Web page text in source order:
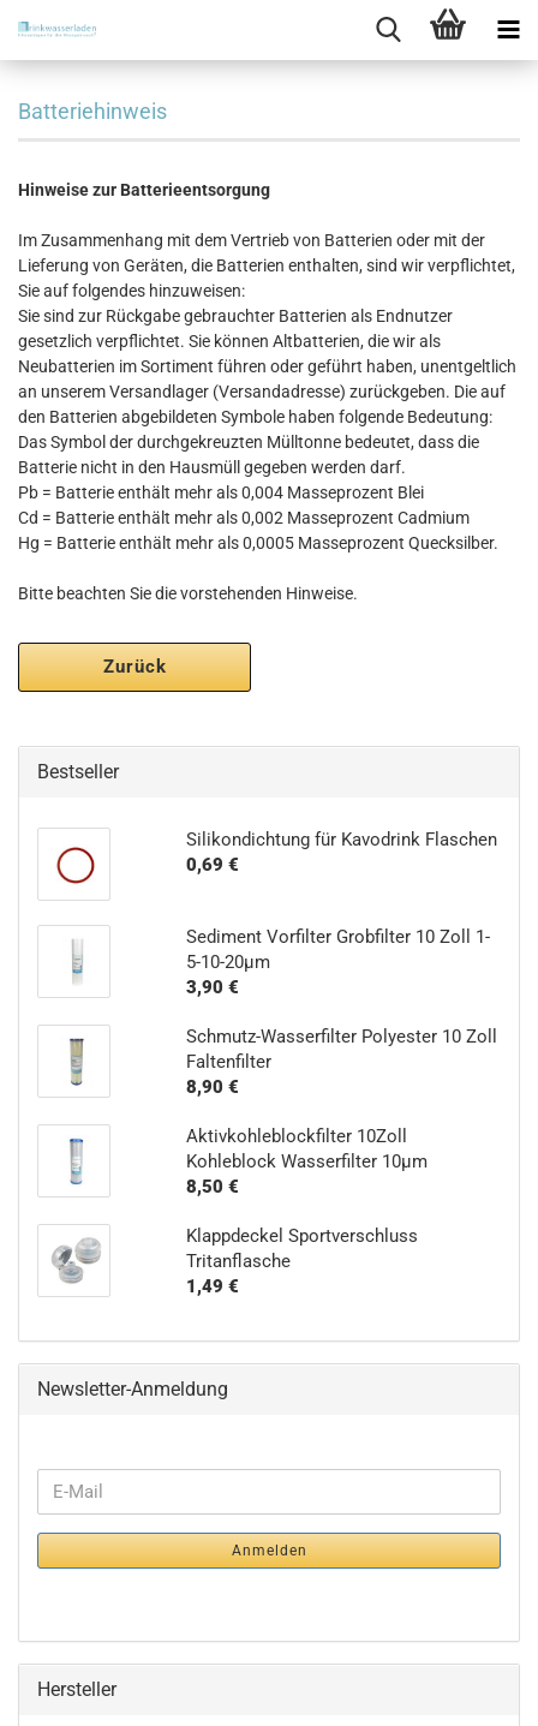
Batteriehinweis
Hinweise zur Batterieentsorgung
Im Zusammenhang mit dem Vertrieb von Batterien oder mit der
Lieferung von Geräten, die Batterien enthalten, sind wir verpflichtet,
Sie auf folgendes hinzuweisen:
Sie sind zur Rückgabe gebrauchter Batterien als Endnutzer
gesetzlich verpflichtet. Sie können Altbatterien, die wir als
Neubatterien im Sortiment führen oder geführt haben, unentgeltlich
an unserem Versandlager (Versandadresse) zurückgeben. Die auf
den Batterien abgebildeten Symbole haben folgende Bedeutung:
Das Symbol der durchgekreuzten Mülltonne bedeutet, dass die
Batterie nicht in den Hausmüll gegeben werden darf.
Pb = Batterie enthält mehr als 0,004 Masseprozent Blei
Cd = Batterie enthält mehr als 0,002 Masseprozent Cadmium
Hg = Batterie enthält mehr als 0,0005 Masseprozent Quecksilber.
Bitte beachten Sie die vorstehenden Hinweise.
Zurück
Bestseller
Silikondichtung für Kavodrink Flaschen
0,69 €
Sediment Vorfilter Grobfilter 10 Zoll 1-
5-10-20µm
3,90 €
Schmutz-Wasserfilter Polyester 10 Zoll
Faltenfilter
8,90 €
Aktivkohleblockfilter 10Zoll
Kohleblock Wasserfilter 10µm
8,50 €
Klappdeckel Sportverschluss
Tritanflasche
1,49 €
Newsletter-Anmeldung
WEITER
ZUR
NEWSLETTER-
ANMELDUNG
E-
Mail
Anmelden
Hersteller